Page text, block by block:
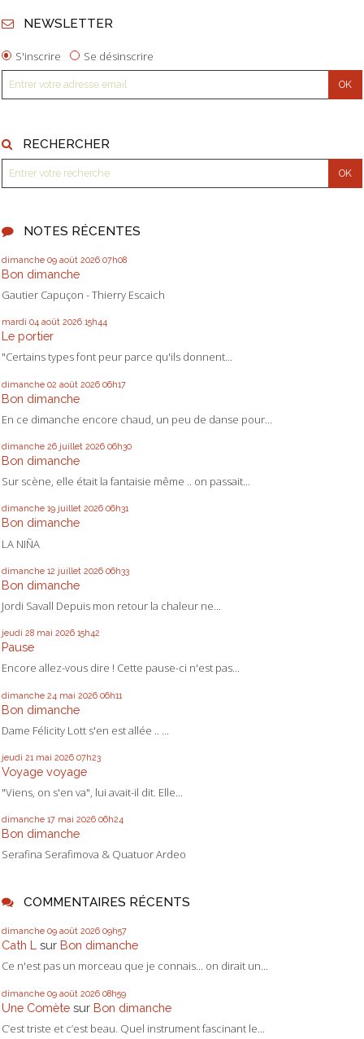
NEWSLETTER
S'inscrire Se désinscrire
RECHERCHER
NOTES RÉCENTES
dimanche 09 août 2026 07h08
Bon dimanche
Gautier Capuçon - Thierry Escaich
mardi 04 août 2026 15h44
Le portier
"Certains types font peur parce qu'ils donnent...
dimanche 02 août 2026 06h17
Bon dimanche
En ce dimanche encore chaud, un peu de danse pour...
dimanche 26 juillet 2026 06h30
Bon dimanche
Sur scène, elle était la fantaisie même .. on passait...
dimanche 19 juillet 2026 06h31
Bon dimanche
LA NIÑA
dimanche 12 juillet 2026 06h33
Bon dimanche
Jordi Savall Depuis mon retour la chaleur ne...
jeudi 28 mai 2026 15h42
Pause
Encore allez-vous dire ! Cette pause-ci n'est pas...
dimanche 24 mai 2026 06h11
Bon dimanche
Dame Félicity Lott s'en est allée .. ...
jeudi 21 mai 2026 07h23
Voyage voyage
"Viens, on s'en va", lui avait-il dit. Elle...
dimanche 17 mai 2026 06h24
Bon dimanche
Serafina Serafimova & Quatuor Ardeo
COMMENTAIRES RÉCENTS
dimanche 09 août 2026 09h57
Cath L sur Bon dimanche
Ce n'est pas un morceau que je connais... on dirait un...
dimanche 09 août 2026 08h59
Une Comète sur Bon dimanche
C’est triste et c’est beau. Quel instrument fascinant le...